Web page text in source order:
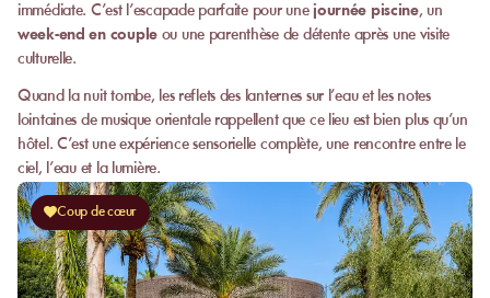
immédiate. C’est l’escapade parfaite pour une journée piscine, un
week-end en coupleou une parenthèse de détente après une visite
culturelle.
Quand la nuit tombe, les reflets des lanternes sur l’eau et les notes
lointaines de musique orientale rappellent que ce lieu est bien plus qu’un
hôtel. C’est une expérience sensorielle complète, une rencontre entre le
ciel, l’eau et la lumière.
Coup de cœur